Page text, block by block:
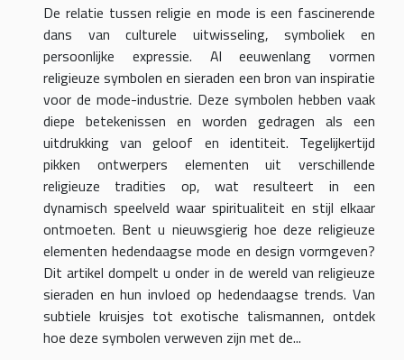
De relatie tussen religie en mode is een fascinerende
dans van culturele uitwisseling, symboliek en
persoonlijke expressie. Al eeuwenlang vormen
religieuze symbolen en sieraden een bron van inspiratie
voor de mode-industrie. Deze symbolen hebben vaak
diepe betekenissen en worden gedragen als een
uitdrukking van geloof en identiteit. Tegelijkertijd
pikken ontwerpers elementen uit verschillende
religieuze tradities op, wat resulteert in een
dynamisch speelveld waar spiritualiteit en stijl elkaar
ontmoeten. Bent u nieuwsgierig hoe deze religieuze
elementen hedendaagse mode en design vormgeven?
Dit artikel dompelt u onder in de wereld van religieuze
sieraden en hun invloed op hedendaagse trends. Van
subtiele kruisjes tot exotische talismannen, ontdek
hoe deze symbolen verweven zijn met de...